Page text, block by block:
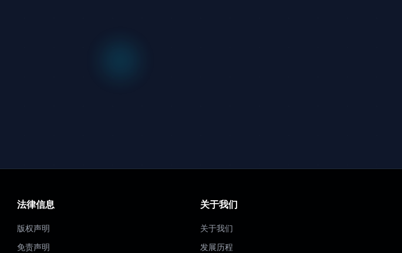
法律信息
版权声明
免责声明
关于我们
关于我们
发展历程